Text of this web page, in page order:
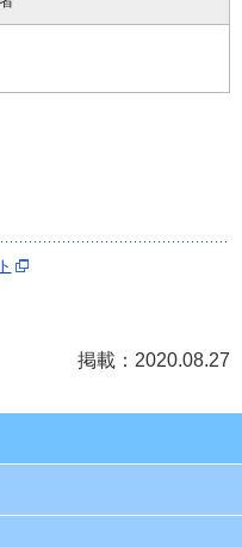
掲載：2020.08.27